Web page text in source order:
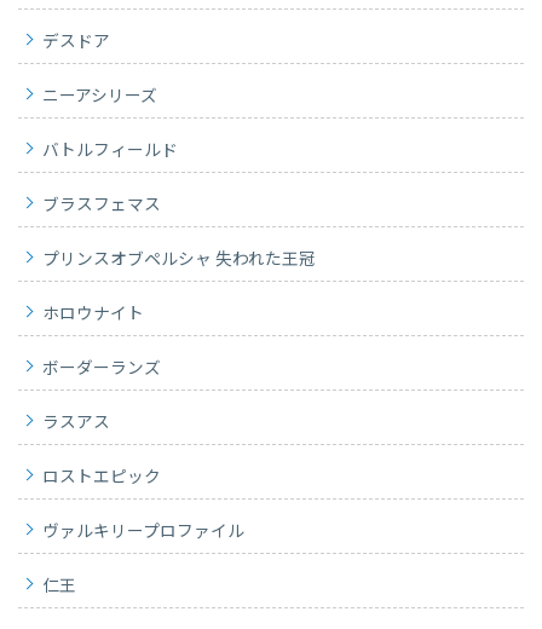
デスドア
ニーアシリーズ
バトルフィールド
ブラスフェマス
プリンスオブペルシャ 失われた王冠
ホロウナイト
ボーダーランズ
ラスアス
ロストエピック
ヴァルキリープロファイル
仁王